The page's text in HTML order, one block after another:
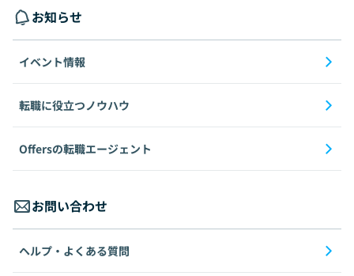
お知らせ
イベント情報
転職に役立つノウハウ
Offersの転職エージェント
お問い合わせ
ヘルプ・よくある質問